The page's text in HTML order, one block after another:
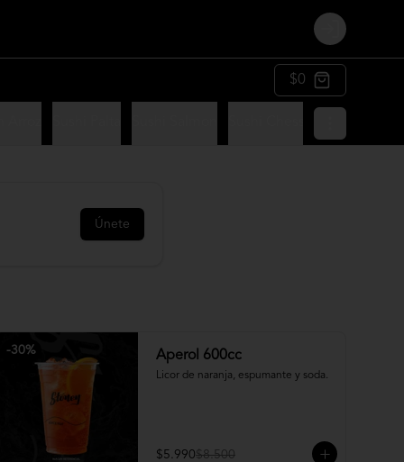
Login
$0
Únete
-30% Aperol 600cc
Licor de naranja, espumante y soda.
$5.990$8.500